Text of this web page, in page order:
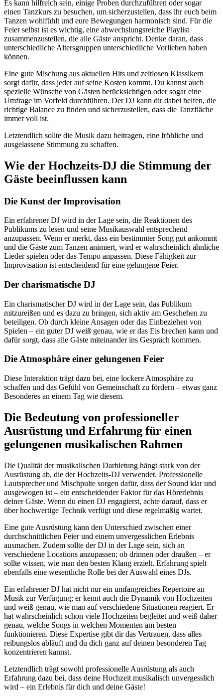
Es kann hilfreich sein, einige Proben durchzuführen oder sogar
einen Tanzkurs zu besuchen, um sicherzustellen, dass ihr euch beim
Tanzen wohlfühlt und eure Bewegungen harmonisch sind. Für die
Feier selbst ist es wichtig, eine abwechslungsreiche Playlist
zusammenzustellen, die alle Gäste anspricht. Denke daran, dass
unterschiedliche Altersgruppen unterschiedliche Vorlieben haben
können.
Eine gute Mischung aus aktuellen Hits und zeitlosen Klassikern
sorgt dafür, dass jeder auf seine Kosten kommt. Du kannst auch
spezielle Wünsche von Gästen berücksichtigen oder sogar eine
Umfrage im Vorfeld durchführen. Der DJ kann dir dabei helfen, die
richtige Balance zu finden und sicherzustellen, dass die Tanzfläche
immer voll ist.
Letztendlich sollte die Musik dazu beitragen, eine fröhliche und
ausgelassene Stimmung zu schaffen.
Wie der Hochzeits-DJ die Stimmung der
Gäste beeinflussen kann
Die Kunst der Improvisation
Ein erfahrener DJ wird in der Lage sein, die Reaktionen des
Publikums zu lesen und seine Musikauswahl entsprechend
anzupassen. Wenn er merkt, dass ein bestimmter Song gut ankommt
und die Gäste zum Tanzen animiert, wird er wahrscheinlich ähnliche
Lieder spielen oder das Tempo anpassen. Diese Fähigkeit zur
Improvisation ist entscheidend für eine gelungene Feier.
Der charismatische DJ
Ein charismatischer DJ wird in der Lage sein, das Publikum
mitzureißen und es dazu zu bringen, sich aktiv am Geschehen zu
beteiligen. Ob durch kleine Ansagen oder das Einbeziehen von
Spielen – ein guter DJ weiß genau, wie er das Eis brechen kann und
dafür sorgt, dass alle Gäste miteinander ins Gespräch kommen.
Die Atmosphäre einer gelungenen Feier
Diese Interaktion trägt dazu bei, eine lockere Atmosphäre zu
schaffen und das Gefühl von Gemeinschaft zu fördern – etwas ganz
Besonderes an einem Tag wie diesem.
Die Bedeutung von professioneller
Ausrüstung und Erfahrung für einen
gelungenen musikalischen Rahmen
Die Qualität der musikalischen Darbietung hängt stark von der
Ausrüstung ab, die der Hochzeits-DJ verwendet. Professionelle
Lautsprecher und Mischpulte sorgen dafür, dass der Sound klar und
ausgewogen ist – ein entscheidender Faktor für das Hörerlebnis
deiner Gäste. Wenn du einen DJ engagierst, achte darauf, dass er
über hochwertige Technik verfügt und diese regelmäßig wartet.
Eine gute Ausrüstung kann den Unterschied zwischen einer
durchschnittlichen Feier und einem unvergesslichen Erlebnis
ausmachen. Zudem sollte der DJ in der Lage sein, sich an
verschiedene Locations anzupassen; ob drinnen oder draußen – er
sollte wissen, wie man den besten Klang erzielt. Erfahrung spielt
ebenfalls eine wesentliche Rolle bei der Auswahl eines DJs.
Ein erfahrener DJ hat nicht nur ein umfangreiches Repertoire an
Musik zur Verfügung; er kennt auch die Dynamik von Hochzeiten
und weiß genau, wie man auf verschiedene Situationen reagiert. Er
hat wahrscheinlich schon viele Hochzeiten begleitet und weiß daher
genau, welche Songs in welchen Momenten am besten
funktionieren. Diese Expertise gibt dir das Vertrauen, dass alles
reibungslos abläuft und du dich ganz auf deinen besonderen Tag
konzentrieren kannst.
Letztendlich trägt sowohl professionelle Ausrüstung als auch
Erfahrung dazu bei, dass deine Hochzeit musikalisch unvergesslich
wird – ein Erlebnis für dich und deine Gäste!